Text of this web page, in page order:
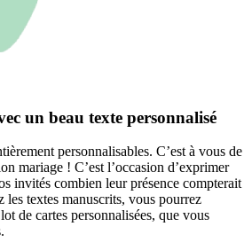
un beau texte personnalisé
personnalisables. C’est à vous de
mariage ! C’est l’occasion d’exprimer
invités combien leur présence compterait
textes manuscrits, vous pourrez
de cartes personnalisées, que vous